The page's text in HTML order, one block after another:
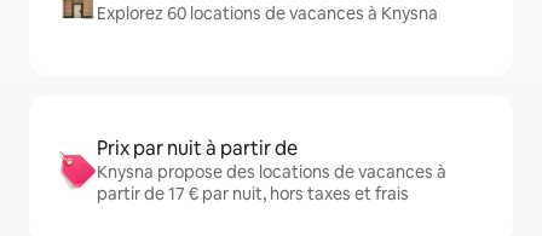
Explorez 60 locations de vacances à Knysna
Prix par nuit à partir de
Knysna propose des locations de vacances à
partir de 17 € par nuit, hors taxes et frais